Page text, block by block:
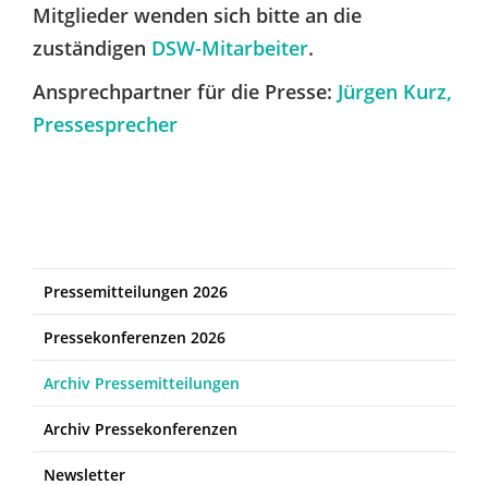
Mitglieder wenden sich bitte an die
zuständigen DSW-Mitarbeiter.
Ansprechpartner für die Presse: Jürgen Kurz,
Pressesprecher
Pressemitteilungen 2026
Pressekonferenzen 2026
Archiv Pressemitteilungen
Archiv Pressekonferenzen
Newsletter